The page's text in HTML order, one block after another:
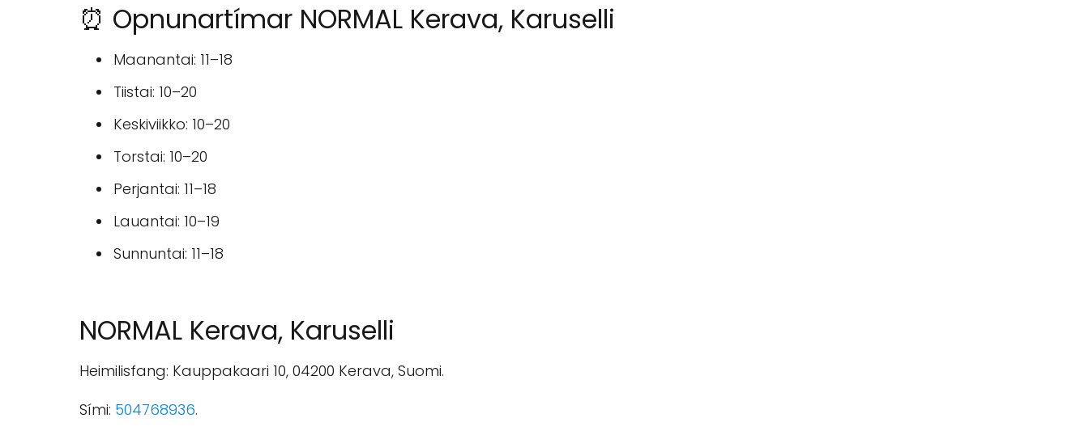
⏰ Opnunartímar NORMAL Kerava, Karuselli
Maanantai: 11–18
Tiistai: 10–20
Keskiviikko: 10–20
Torstai: 10–20
Perjantai: 11–18
Lauantai: 10–19
Sunnuntai: 11–18
NORMAL Kerava, Karuselli
Heimilisfang: Kauppakaari 10, 04200 Kerava, Suomi.
Sími: 504768936.